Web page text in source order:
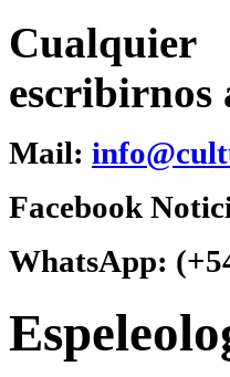
escribirnos
Mail:
Facebook
WhatsApp: